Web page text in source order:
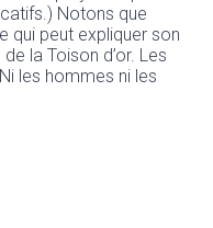
Notons que
qui peut expliquer son
la Toison d’or. Les
les hommes ni les